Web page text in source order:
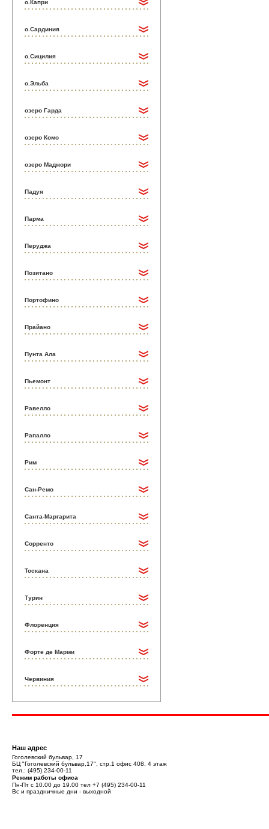
о.Капри
о.Сардиния
о.Сицилия
о.Эльба
озеро Гарда
озеро Комо
озеро Маджори
Падуя
Парма
Перуджа
Позитано
Портофино
Прайано
Пунта Ала
Пьемонт
Равелло
Рапалло
Рим
Сан-Ремо
Санта-Маргарита
Сорренто
Тоскана
Турин
Флоренция
Форте де Марми
Червиния
Наш адрес
Гоголевский бульвар, 17
БЦ "Гоголевский бульвар,17", стр.1 офис 408, 4 этаж
тел.: (495) 234-00-11
Режим работы офиса
Пн-Пт с 10.00 до 19.00 тел +7 (495) 234-00-11
Вс и праздничные дни - выходной